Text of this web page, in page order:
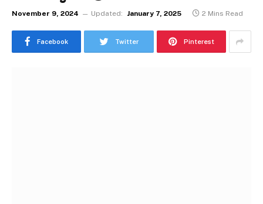
November 9, 2024 Updated: January 7, 2025 2 Mins Read
Facebook Twitter Pinterest